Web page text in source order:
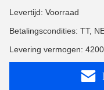
Levertijd: Voorraad
Betalingscondities: TT,
Levering vermogen: